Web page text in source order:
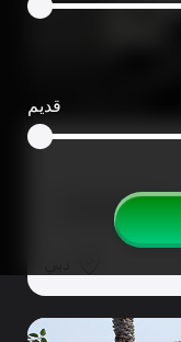
قديم
مشاركة